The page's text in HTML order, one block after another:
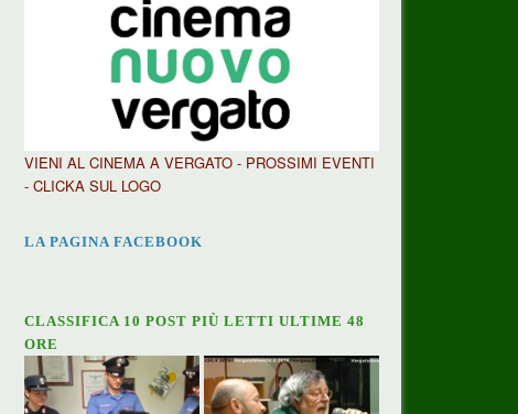
VIENI AL CINEMA A VERGATO - PROSSIMI EVENTI
- CLICKA SUL LOGO
LA PAGINA FACEBOOK
CLASSIFICA 10 POST PIÙ LETTI ULTIME 48
ORE